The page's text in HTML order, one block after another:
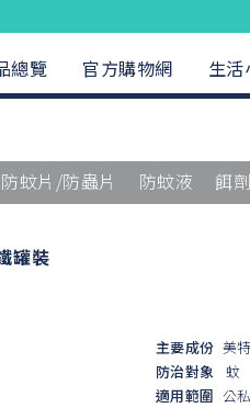
總覽 官方購物網 生活
防蚊片/防蟲片 防蚊液 餌劑
罐裝
主要成份 美
防治對象
蚊
適用範圍 公